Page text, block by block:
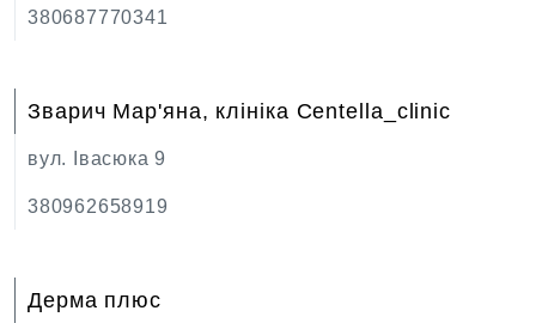
380687770341
Зварич Мар'яна, клініка Сentella_clinic
вул. Івасюка 9
380962658919
Дерма плюс